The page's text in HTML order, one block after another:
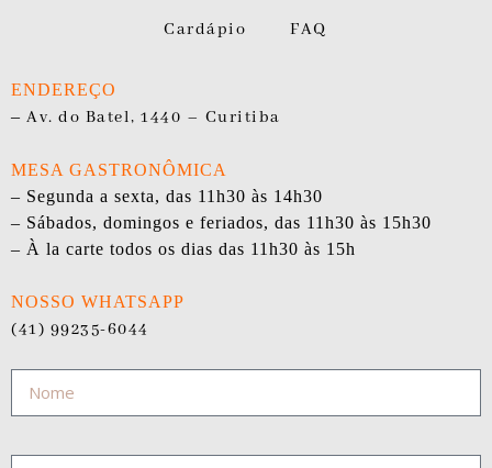
Cardápio FAQ
ENDEREÇO
– Av. do Batel, 1440 – Curitiba
MESA GASTRONÔMICA
– Segunda a sexta, das 11h30 às 14h30
– Sábados, domingos e feriados, das 11h30 às 15h30
– À la carte todos os dias das 11h30 às 15h
NOSSO WHATSAPP
(41) 99235-6044